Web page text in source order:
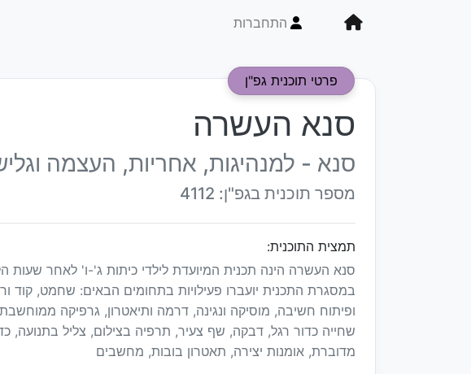
התחברות
פרטי תוכנית גפ"ן
סנא העשרה
סנא - למנהיגות, אחריות, העצמה
מספר תוכנית בגפ"ן: 4112
תמצית התוכנית:
סנא העשרה הינה תכנית המיועדת לילדי כיתות ג'-ו' לאחר
במסגרת התכנית יועברו פעילויות בתחומים הבאים: שחמט, קוד
ופיתוח חשיבה, מוסיקה ונגינה, דרמה ותיאטרון, גרפיקה
שחייה כדור רגל, דבקה, שף צעיר, תרפיה בצילום, צליל בתנועה,
מדוברת, אומנות יצירה, תאטרון בובות, מחשבים